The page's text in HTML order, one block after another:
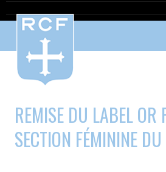
REMISE DU LABEL OR
SECTION FÉMININE